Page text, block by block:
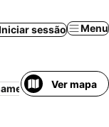
sessão Menu
Meia-pensão
Ver mapa